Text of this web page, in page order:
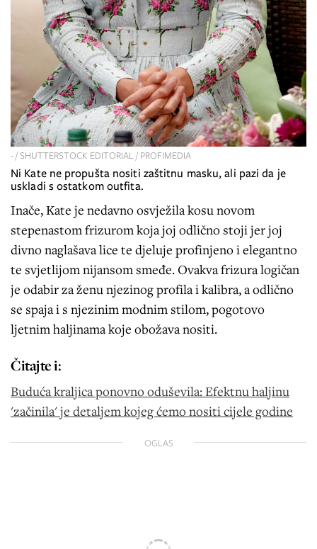
- / SHUTTERSTOCK EDITORIAL / PROFIMEDIA
Ni Kate ne propušta nositi zaštitnu masku, ali pazi da je
uskladi s ostatkom outfita.
Inače, Kate je nedavno osvježila kosu novom
stepenastom frizurom koja joj odlično stoji jer joj
divno naglašava lice te djeluje profinjeno i elegantno
te svjetlijom nijansom smeđe. Ovakva frizura logičan
je odabir za ženu njezinog profila i kalibra, a odlično
se spaja i s njezinim modnim stilom, pogotovo
ljetnim haljinama koje obožava nositi.
Čitajte i:
Buduća kraljica ponovno oduševila: Efektnu haljinu
'začinila' je detaljem kojeg ćemo nositi cijele godine
OGLAS